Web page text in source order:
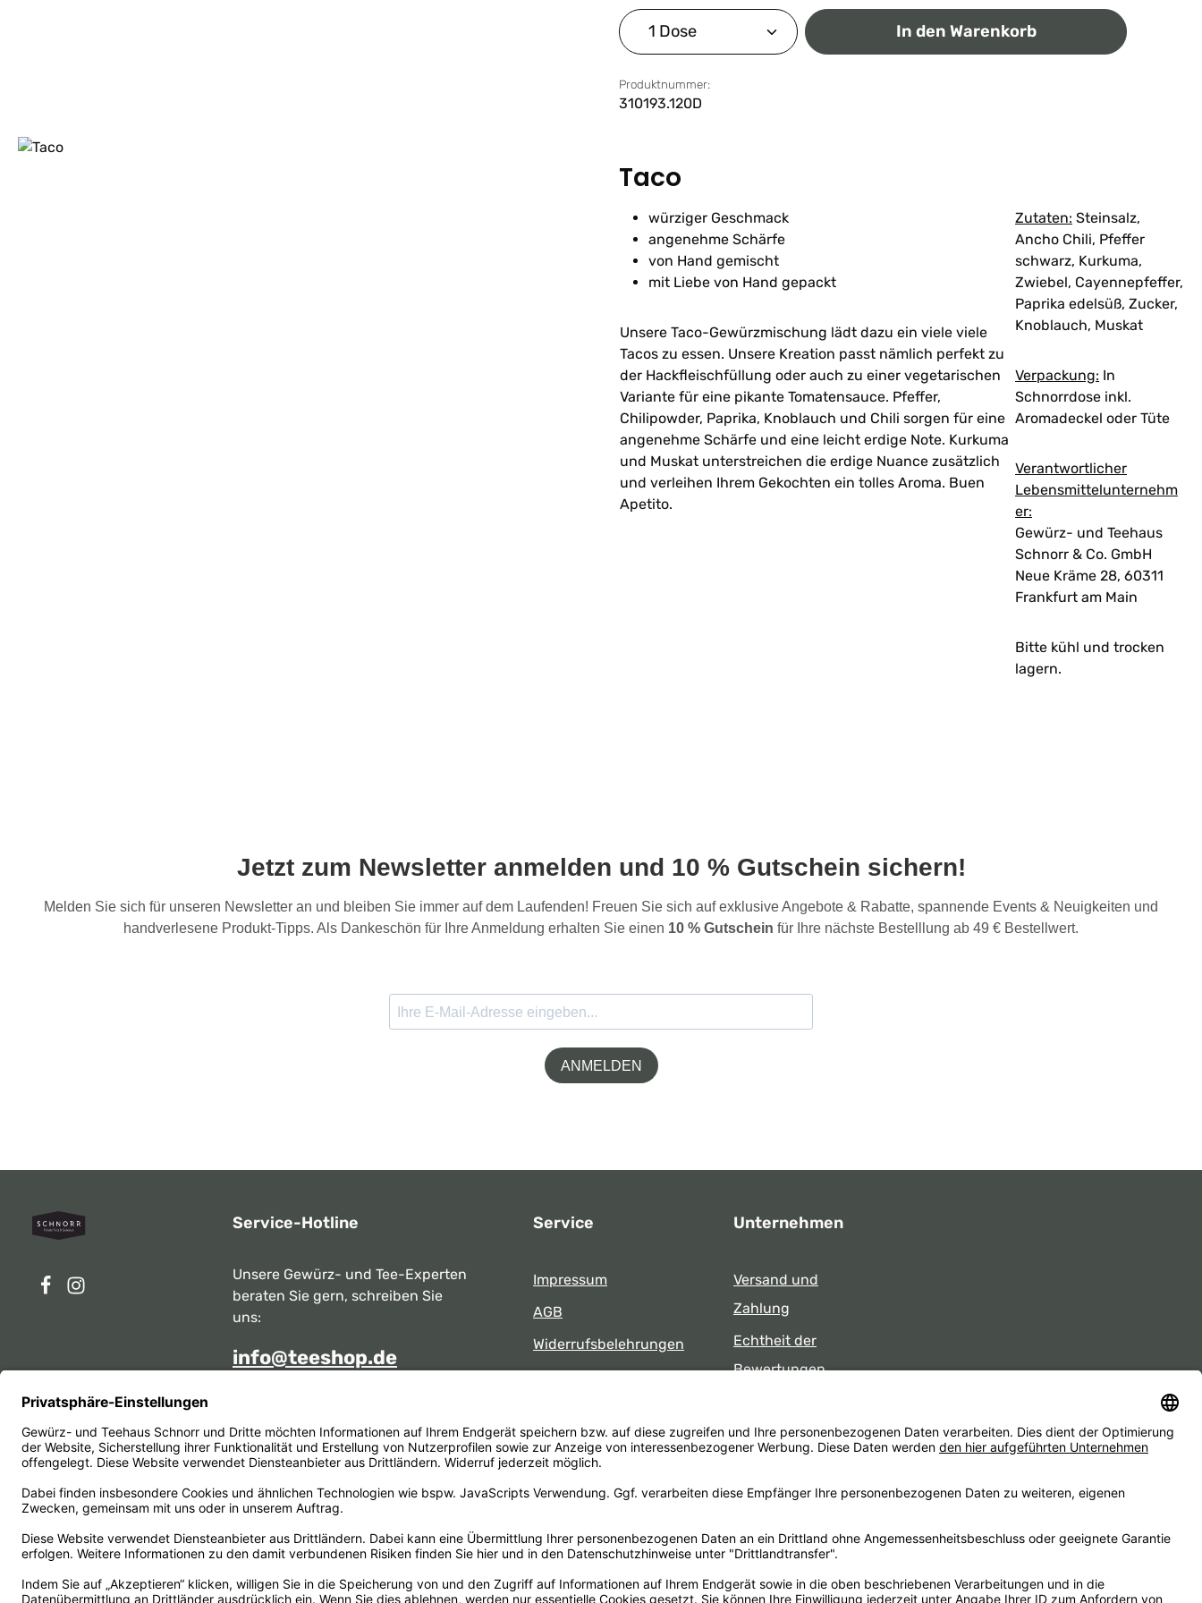
Produkt Anzahl: Gib den gewünschten Wert ein oder
In den Warenkorb
Produktnummer:
310193.120D
Taco
würziger Geschmack
angenehme Schärfe
von Hand gemischt
mit Liebe von Hand gepackt
Unsere Taco-Gewürzmischung lädt dazu ein viele viele
Tacos zu essen. Unsere Kreation passt nämlich perfekt zu
der Hackfleischfüllung oder auch zu einer vegetarischen
Variante für eine pikante Tomatensauce. Pfeffer,
Chilipowder, Paprika, Knoblauch und Chili sorgen für eine
angenehme Schärfe und eine leicht erdige Note. Kurkuma
und Muskat unterstreichen die erdige Nuance zusätzlich
und verleihen Ihrem Gekochten ein tolles Aroma. Buen
Apetito.
Zutaten: Steinsalz,
Ancho Chili, Pfeffer
schwarz, Kurkuma,
Zwiebel, Cayennepfeffer,
Paprika edelsüß, Zucker,
Knoblauch, Muskat
Verpackung: In
Schnorrdose inkl.
Aromadeckel oder Tüte
Verantwortlicher
Lebensmittelunternehm
er:
Gewürz- und Teehaus
Schnorr & Co. GmbH
Neue Kräme 28, 60311
Frankfurt am Main
Bitte kühl und trocken
lagern.
Jetzt zum Newsletter anmelden und 10 % Gutschein sichern!
Melden Sie sich für unseren Newsletter an und bleiben Sie immer auf dem Laufenden! Freuen Sie sich auf exklusive Angebote & Rabatte, spannende Events & Neuigkeiten und
handverlesene Produkt-Tipps. Als Dankeschön für Ihre Anmeldung erhalten Sie einen 10 % Gutschein für Ihre nächste Bestelllung ab 49 € Bestellwert.
ANMELDEN
Service-Hotline
Unsere Gewürz- und Tee-Experten
beraten Sie gern, schreiben Sie
uns:
info@teeshop.de
Mo - Sa zwischen 10:00 - 17:00 Uhr
unter:
Vertrag widerrufen
Service
Impressum
AGB
Widerrufsbelehrungen
Datenschutz
Unternehmen
Versand und
Zahlung
Echtheit der
Bewertungen
Laden